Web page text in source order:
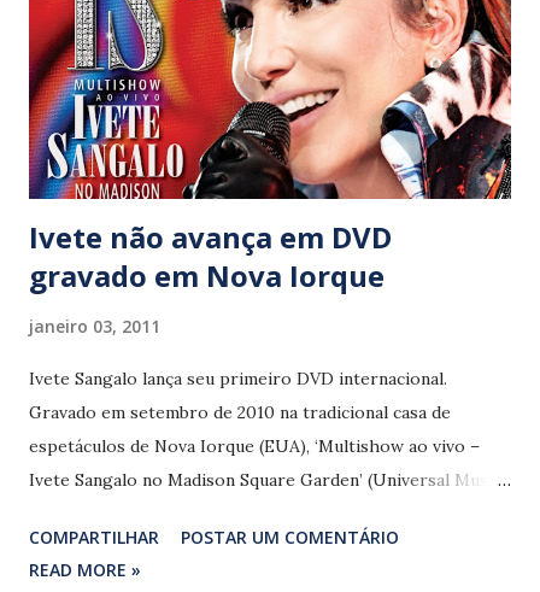
Moska, Rita Ribeiro, Zeca Baleiro e Zélia Duncan, entre
outros jovens artistas lançados pela rádio carioca. Pelo
programa Couvert Artístico, ainda hoje no ar, passaram
nomes como Elba Ramalho, Djavan, Zezé Motta, Leny
Andra...
Ivete não avança em DVD
gravado em Nova Iorque
janeiro 03, 2011
Ivete Sangalo lança seu primeiro DVD internacional.
Gravado em setembro de 2010 na tradicional casa de
espetáculos de Nova Iorque (EUA), ‘Multishow ao vivo –
Ivete Sangalo no Madison Square Garden’ (Universal Music)
respectivamente, desde o começo de dezembro passado. As
imagens foram captadas pelo diretor norte-americano Nick
COMPARTILHAR
POSTAR UM COMENTÁRIO
READ MORE »